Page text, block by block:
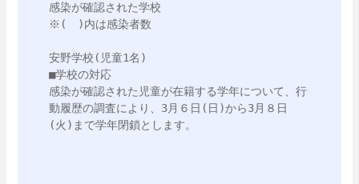
感染が確認された学校
※(　)内は感染者数
安野学校(児童1名)
■学校の対応
感染が確認された児童が在籍する学年について、行
動履歴の調査により、3月６日(日)から3月８日
(火)まで学年閉鎖とします。